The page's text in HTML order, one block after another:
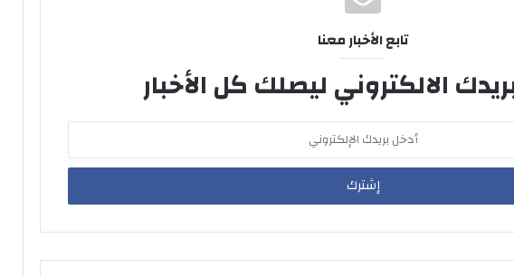
تابع الأخبار معنا
الالكتروني ليصلك كل الأخبار